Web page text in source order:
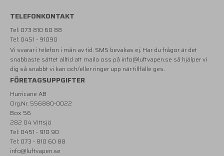
TELEFONKONTAKT
Tel: 073 810 60 88
Tel: 0451 - 91090
Vi svarar i telefon i mån av tid. SMS bevakas ej. Har du frågor är det
snabbaste sättet alltid att maila oss på info@luftvapen.se så hjälper vi
dig så snabbt vi kan och/eller ringer upp när tillfälle ges.
FÖRETAGSUPPGIFTER
Hurricane AB
Org.Nr. 556880-0022
Box 56
282 04 Vittsjö
Tel: 0451 - 910 90
Tel: 073 - 810 60 88
info@luftvapen.se